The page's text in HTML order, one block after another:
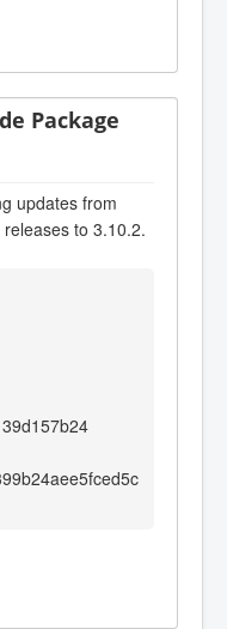
Package
updates from
to 3.10.2.